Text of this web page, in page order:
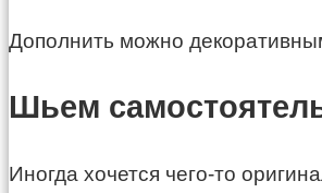
Дополнить можно
Шьем
Иногда хочется чего-то